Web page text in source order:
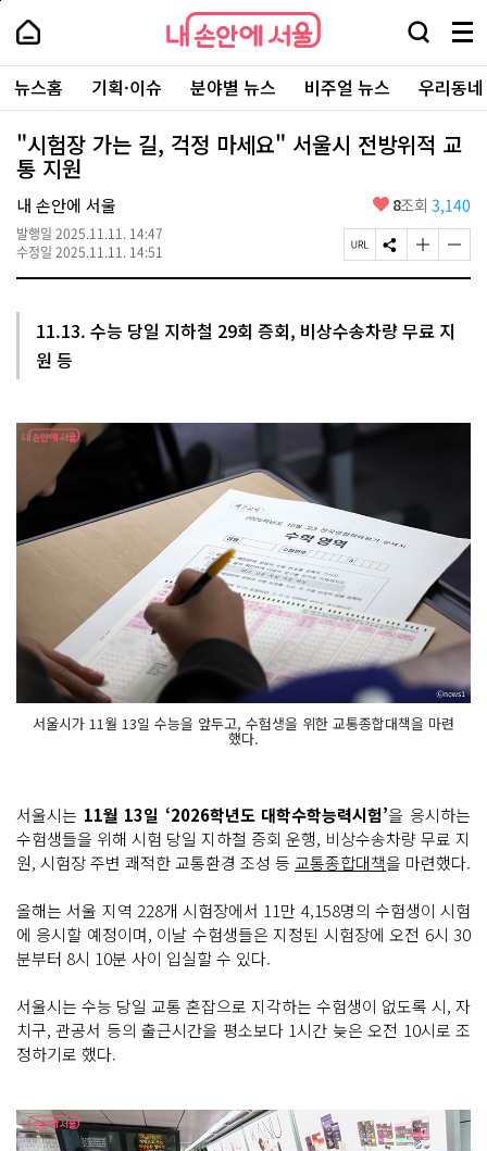
본
로
가
내
손
안
에
서
울
-
서
울
시
대
표
소
통
포
내
손
에
울
검
창
열
기
메
뉴
전
체
보
기
주
요
서
뉴스홈 기획·이슈 분야별 뉴스 비주얼 뉴스 우리동
"시험장 가는 길, 걱정 마세요" 서울시 전방위적 교
통 지원
내 손안에 서울
발행일 2025.11.11. 14:47
수정일 2025.11.11. 14:51
좋
요
8조회 3,140
페
이
R
L
S
N
유
하
글
자
크
게
기
글
자
기
11.13. 수능 당일 지하철 29회 증회, 비상수송차량 무료 지
원 등
서울시가 11월 13일 수능을 앞두고, 수험생을 위한 교통종합대책을 마련
했다.
서울시는 11월 13일 ‘2026학년도 대학수학능력시험’을 응시하는
수험생들을 위해 시험 당일 지하철 증회 운행, 비상수송차량 무료 지
원, 시험장 주변 쾌적한 교통환경 조성 등 교통종합대책을 마련했다.
올해는 서울 지역 228개 시험장에서 11만 4,158명의 수험생이 시험
에 응시할 예정이며, 이날 수험생들은 지정된 시험장에 오전 6시 30
분부터 8시 10분 사이 입실할 수 있다.
서울시는 수능 당일 교통 혼잡으로 지각하는 수험생이 없도록 시, 자
치구, 관공서 등의 출근시간을 평소보다 1시간 늦은 오전 10시로 조
정하기로 했다.
페
상
단
로